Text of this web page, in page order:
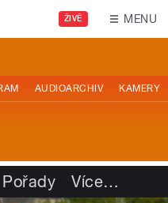
ŽIVĚ MENU
AUDIOARCHIV KAMERY
Pořady Více…